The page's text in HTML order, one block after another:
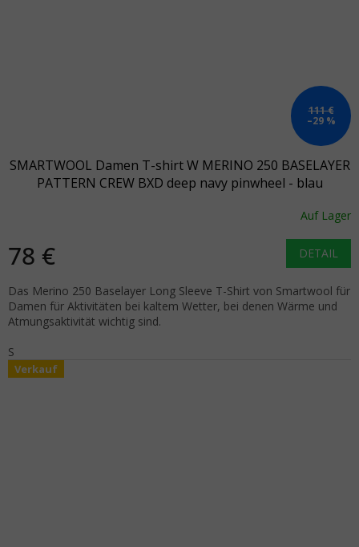
111 €
–29 %
SMARTWOOL Damen T-shirt W MERINO 250 BASELAYER
PATTERN CREW BXD deep navy pinwheel - blau
Auf Lager
78 € DETAIL
Das Merino 250 Baselayer Long Sleeve T-Shirt von Smartwool für
Damen für Aktivitäten bei kaltem Wetter, bei denen Wärme und
Atmungsaktivität wichtig sind.
S
Verkauf